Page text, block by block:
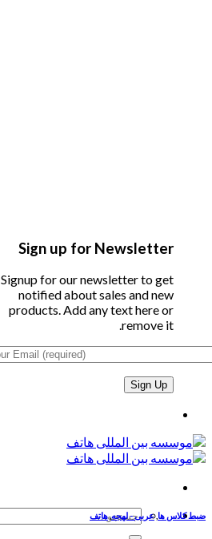
Sign up for Newsletter
Signup for our newsletter to get
notified about sales and new
products. Add any text here or
remove it.
جستجو
ضبط کلاس ها ,عربی - لهجه,هاتف